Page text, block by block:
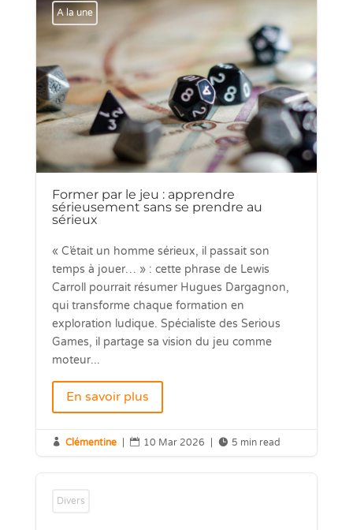
A la une
Former par le jeu : apprendre
sérieusement sans se prendre au
sérieux
« C’était un homme sérieux, il passait son
temps à jouer… » : cette phrase de Lewis
Carroll pourrait résumer Hugues Dargagnon,
qui transforme chaque formation en
exploration ludique. Spécialiste des Serious
Games, il partage sa vision du jeu comme
moteur...
En savoir plus
 Clémentine |  10 Mar 2026 |  5 min read
Divers